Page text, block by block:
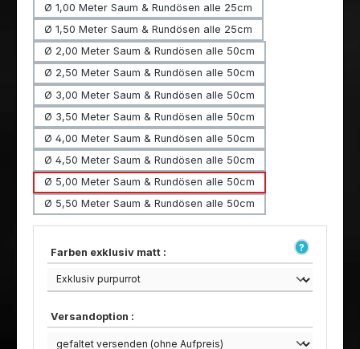
Ø 1,00 Meter Saum & Rundösen alle 25cm
Ø 1,50 Meter Saum & Rundösen alle 25cm
Ø 2,00 Meter Saum & Rundösen alle 50cm
Ø 2,50 Meter Saum & Rundösen alle 50cm
Ø 3,00 Meter Saum & Rundösen alle 50cm
Ø 3,50 Meter Saum & Rundösen alle 50cm
Ø 4,00 Meter Saum & Rundösen alle 50cm
Ø 4,50 Meter Saum & Rundösen alle 50cm
Ø 5,00 Meter Saum & Rundösen alle 50cm
Ø 5,50 Meter Saum & Rundösen alle 50cm
Farben exklusiv matt :
Versandoption :